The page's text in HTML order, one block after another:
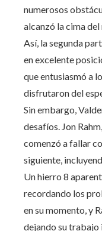
numerosos
alcanzó la cima
Así, la segunda
en excelente
que entusiasmó a
disfrutaron del
Sin embargo,
desafíos. Jon
comenzó a fallar
siguiente,
Un hierro 8
recordando los
en su momento, y
dejando su trabajo